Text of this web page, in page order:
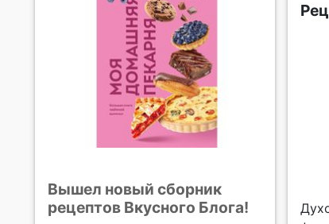
Вышел новый сборник
рецептов Вкусного Блога!